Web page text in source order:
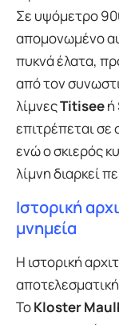
Σε υψόμετρο
απομονωμένο
πυκνά έλατα,
από τον
λίμνεςTitiseeή
επιτρέπεται σε
ενώ ο σκιερός
λίμνη διαρκεί
Ιστορική
μνημεία
Η ιστορική
ΤοKloster